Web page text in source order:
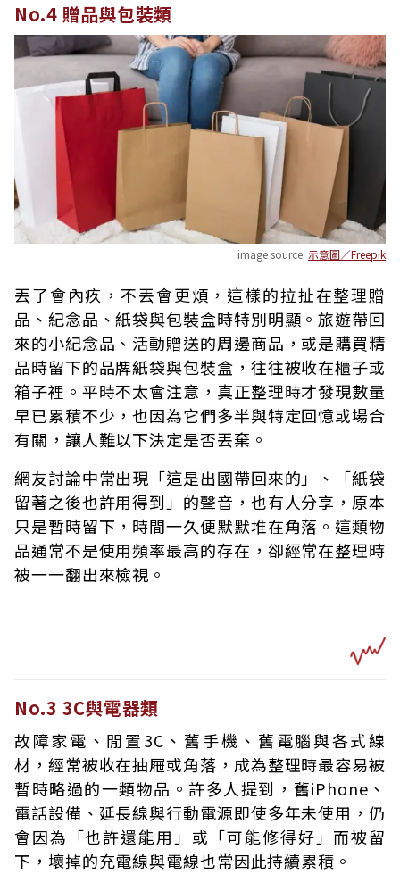
No.4 贈品與包裝類
image source: 示意圖／Freepik
丟了會內疚，不丟會更煩，這樣的拉扯在整理贈
品、紀念品、紙袋與包裝盒時特別明顯。旅遊帶回
來的小紀念品、活動贈送的周邊商品，或是購買精
品時留下的品牌紙袋與包裝盒，往往被收在櫃子或
箱子裡。平時不太會注意，真正整理時才發現數量
早已累積不少，也因為它們多半與特定回憶或場合
有關，讓人難以下決定是否丟棄。
網友討論中常出現「這是出國帶回來的」、「紙袋
留著之後也許用得到」的聲音，也有人分享，原本
只是暫時留下，時間一久便默默堆在角落。這類物
品通常不是使用頻率最高的存在，卻經常在整理時
被一一翻出來檢視。
No.3 3C與電器類
故障家電、閒置3C、舊手機、舊電腦與各式線
材，經常被收在抽屜或角落，成為整理時最容易被
暫時略過的一類物品。許多人提到，舊iPhone、
電話設備、延長線與行動電源即使多年未使用，仍
會因為「也許還能用」或「可能修得好」而被留
下，壞掉的充電線與電線也常因此持續累積。